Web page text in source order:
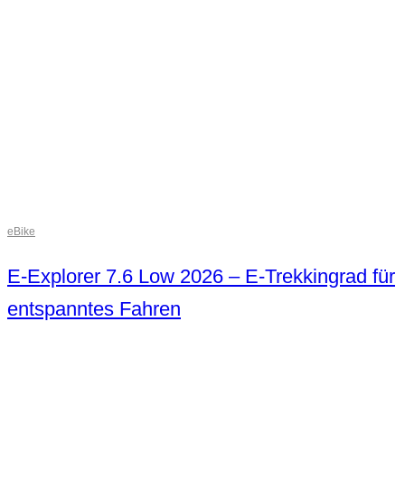
eBike
E-Explorer 7.6 Low 2026 – E-Trekkingrad für
entspanntes Fahren